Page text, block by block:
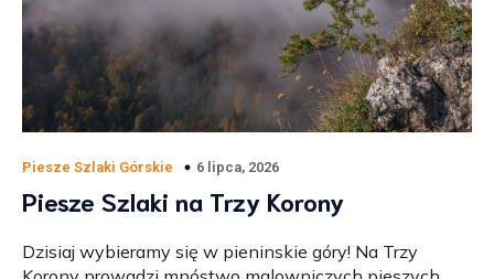
Piesze Szlaki Górskie 6 lipca, 2026
Piesze Szlaki na Trzy Korony
Dzisiaj wybieramy się w pieninskie góry! Na Trzy